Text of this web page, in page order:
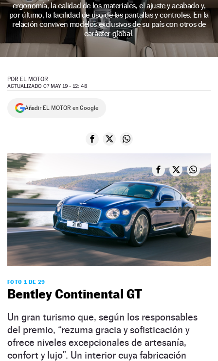
NEWSLETTER
SÍGUENOS
ergonomía, la calidad de los materiales, el ajuste y acabado y,
por último, la facilidad de uso de las pantallas y controles. En la
relación conviven modelos exclusivos de su país con otros de
carácter global.
POR EL MOTOR
ACTUALIZADO 07 MAY 19 - 12: 48
Añadir EL MOTOR en Google
FOTO 1 DE 29
Bentley Continental GT
Un gran turismo que, según los responsables
del premio, “rezuma gracia y sofisticación y
ofrece niveles excepcionales de artesanía,
confort y lujo”. Un interior cuya fabricación